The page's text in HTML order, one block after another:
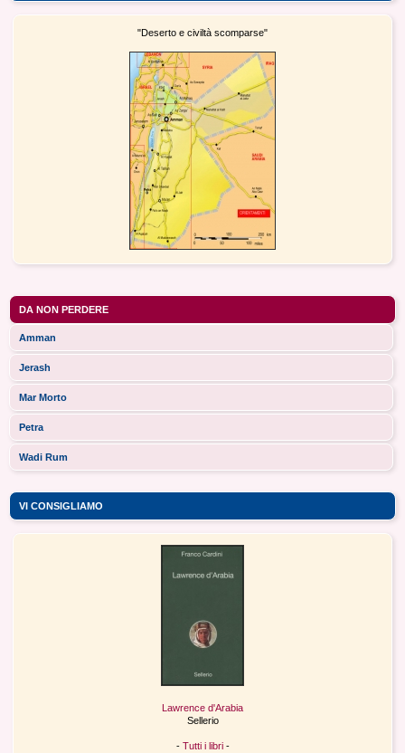
"Deserto e civiltà scomparse"
DA NON PERDERE
Amman
Jerash
Mar Morto
Petra
Wadi Rum
VI CONSIGLIAMO
Lawrence d'Arabia
Sellerio
- Tutti i libri-